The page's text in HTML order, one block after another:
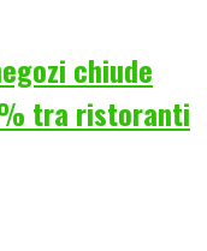
chiude
tra ristoranti